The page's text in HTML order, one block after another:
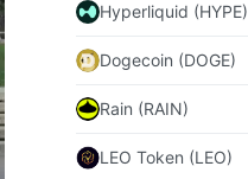
Hyperliquid (HYPE)
Dogecoin (DOGE)
Rain (RAIN)
LEO Token (LEO)